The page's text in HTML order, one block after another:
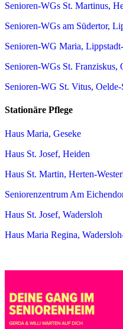
Senioren-WGs St. Martinus,
Senioren-WGs am Südertor,
Senioren-WG Maria,
Senioren-WGs St. Franziskus,
Senioren-WG St. Vitus, Oelde-
Stationäre Pflege
Haus Maria, Geseke
Haus St. Josef, Heiden
Haus St. Martin, Herten-
Seniorenzentrum Am
Haus St. Josef, Wadersloh
Haus Maria Regina,